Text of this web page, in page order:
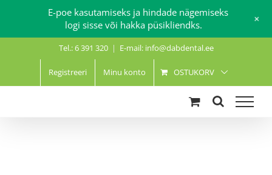
Tel.: 6 391 320 | E-mail: info@dabdental.ee
Registreeri Minu konto OSTUKORV
E-poe kasutamiseks ja hindade nägemiseks
logi sisse või hakka püsikliendks.
+